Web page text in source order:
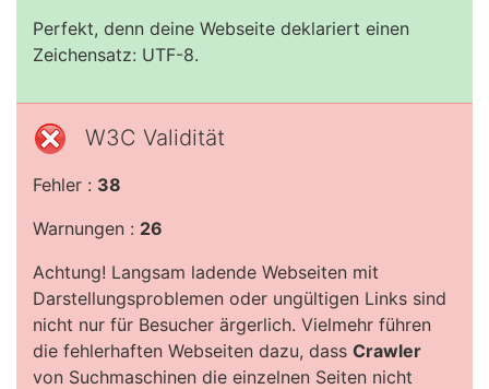
Perfekt, denn deine Webseite deklariert einen
Zeichensatz: UTF-8.
W3C Validität
Fehler : 38
Warnungen : 26
Achtung! Langsam ladende Webseiten mit
Darstellungsproblemen oder ungültigen Links sind
nicht nur für Besucher ärgerlich. Vielmehr führen
die fehlerhaften Webseiten dazu, dass Crawler
von Suchmaschinen die einzelnen Seiten nicht